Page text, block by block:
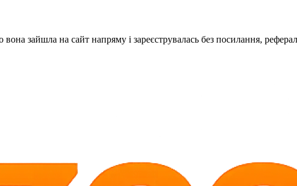
зайшла на сайт напряму і зареєструвалась без посилання,